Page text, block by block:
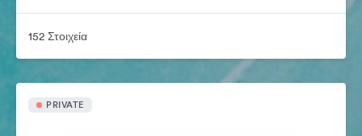
152 Στοιχεία
PRIVATE